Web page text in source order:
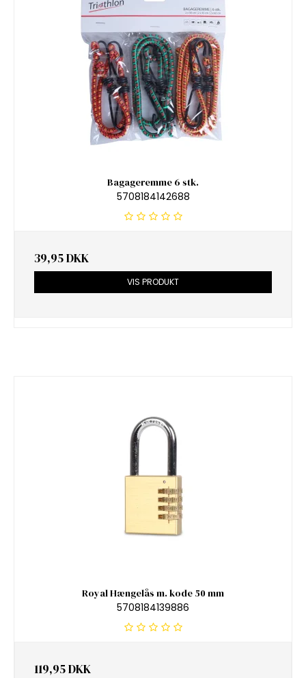
Bagageremme 6 stk.
5708184142688
39,95 DKK
VIS PRODUKT
Royal Hængelås m. kode 50 mm
5708184139886
119,95 DKK